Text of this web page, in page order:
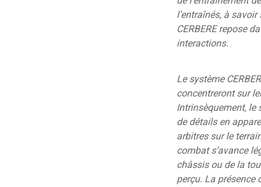
l’entraînés, à
CERBERE repose
interactions.
Le système
concentreront sur
Intrinsèquement, le
de détails en
arbitres sur le
combat s’avance
châssis ou de la
perçu. La présence